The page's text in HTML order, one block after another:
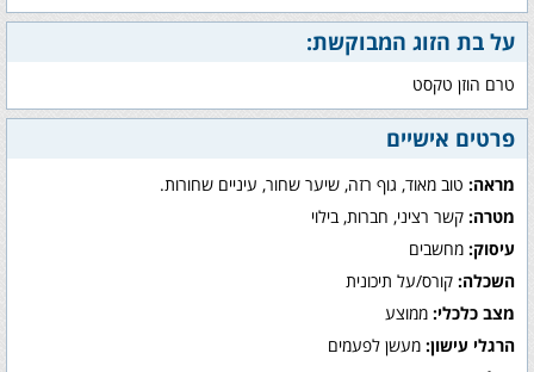
על בת הזוג המבוקשת:
טרם הוזן טקסט
פרטים אישיים
מראה: טוב מאוד, גוף רזה, שיער שחור, עיניים שחורות.
מטרה: קשר רציני, חברות, בילוי
עיסוק: מחשבים
השכלה: קורס/על תיכונית
מצב כלכלי: ממוצע
הרגלי עישון: מעשן לפעמים